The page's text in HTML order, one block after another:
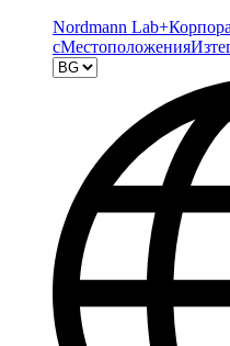
Nordmann Lab+
сМестоположения